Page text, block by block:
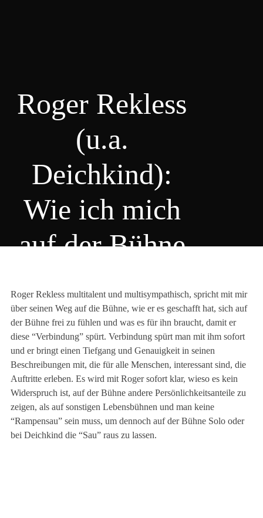
Roger Rekless
(u.a.
Deichkind):
Wie ich mich
auf der Bühne
29. Oktober 2023
Roger Rekless multitalent und multisympathisch, spricht mit mir
über seinen Weg auf die Bühne, wie er es geschafft hat, sich auf
der Bühne frei zu fühlen und was es für ihn braucht, damit er
diese “Verbindung” spürt. Verbindung spürt man mit ihm sofort
und er bringt einen Tiefgang und Genauigkeit in seinen
Beschreibungen mit, die für alle Menschen, interessant sind, die
Auftritte erleben. Es wird mit Roger sofort klar, wieso es kein
Widerspruch ist, auf der Bühne andere Persönlichkeitsanteile zu
zeigen, als auf sonstigen Lebensbühnen und man keine
“Rampensau” sein muss, um dennoch auf der Bühne Solo oder
bei Deichkind die “Sau” raus zu lassen.